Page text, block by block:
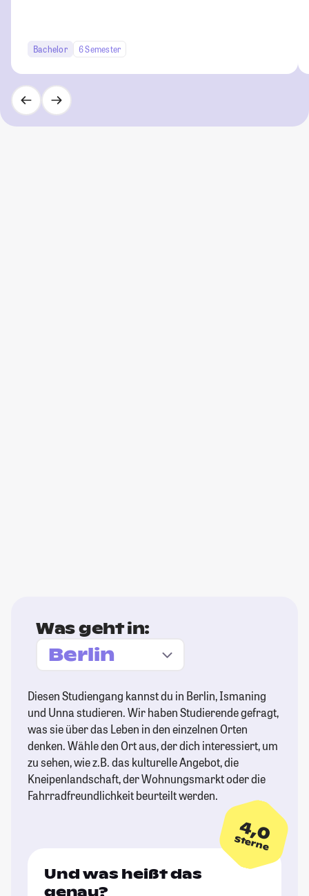
Bachelor 6 Semester
Was geht in:
Diesen Studiengang kannst du in Berlin, Ismaning
und Unna studieren. Wir haben Studierende gefragt,
was sie über das Leben in den einzelnen Orten
denken. Wähle den Ort aus, der dich interessiert, um
zu sehen, wie z.B. das kulturelle Angebot, die
Kneipenlandschaft, der Wohnungsmarkt oder die
Fahrradfreundlichkeit beurteilt werden.
4,0
Sterne
Und was heißt das
genau?